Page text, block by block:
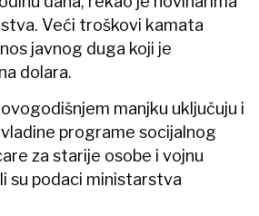
Veći troškovi kamata
javnog duga koji je
dolara.
manjku uključuju i
programe socijalnog
za starije osobe i vojnu
su podaci ministarstva